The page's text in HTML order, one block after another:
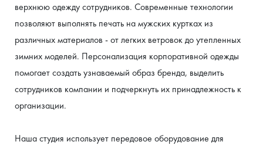
верхнюю одежду сотрудников. Современные технологии
позволяют выполнять печать на мужских куртках из
различных материалов - от легких ветровок до утепленных
зимних моделей. Персонализация корпоративной одежды
помогает создать узнаваемый образ бренда, выделить
сотрудников компании и подчеркнуть их принадлежность к
организации.
Наша студия использует передовое оборудование для